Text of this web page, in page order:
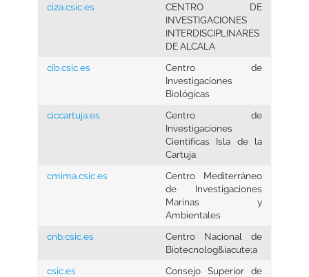
ci2a.csic.es
CENTRO DE
INVESTIGACIONES
INTERDISCIPLINARES
DE ALCALA
cib.csic.es
Centro de
Investigaciones
Biológicas
ciccartuja.es
Centro de
Investigaciones
Cientifícas Isla de la
Cartuja
cmima.csic.es
Centro Mediterráneo
de Investigaciones
Marinas y
Ambientales
cnb.csic.es
Centro Nacional de
Biotecnolog&iacute;a
csic.es
Consejo Superior de